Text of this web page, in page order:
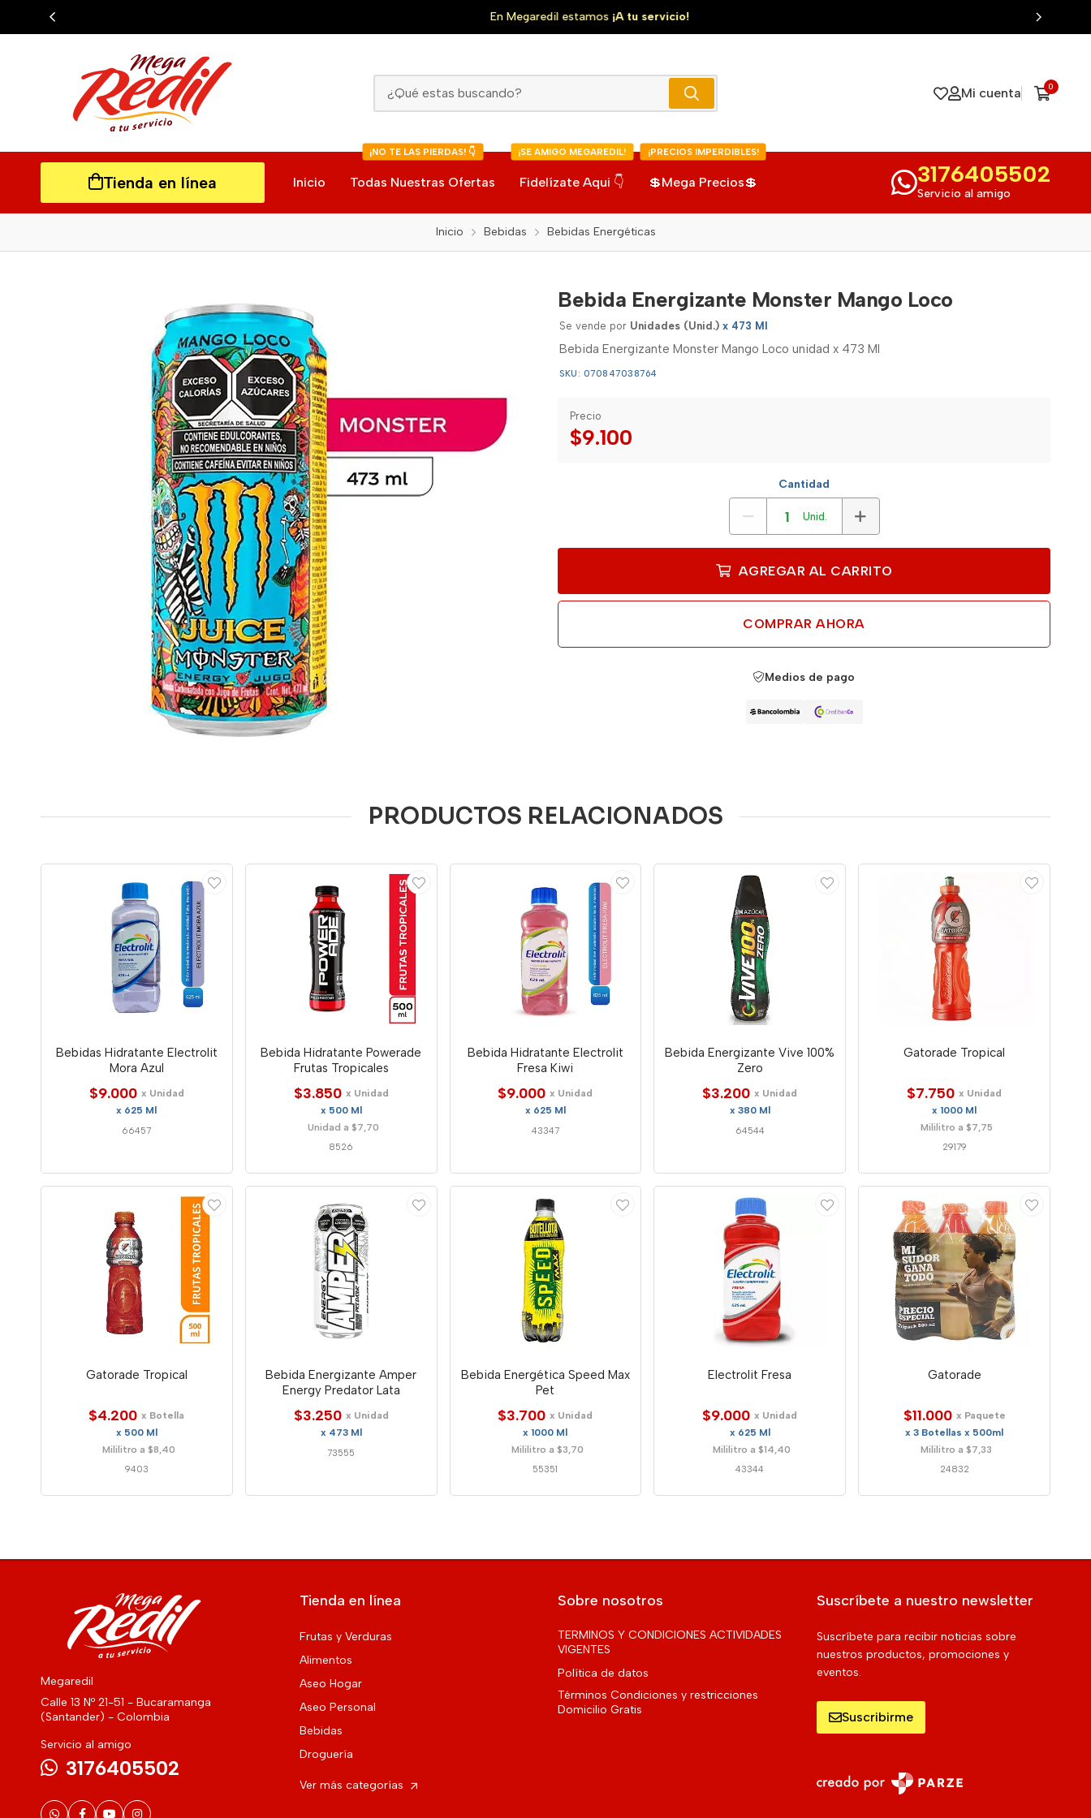
Bebida Energizante Monster Mango Loco
En Megaredil estamos¡A tu servicio!
Mi cuenta 0
Tienda en línea Inicio Todas Nuestras Ofertas
¡NO TE LAS PIERDAS! 👇
Fidelízate Aqui 👇
¡SE AMIGO MEGAREDIL!
💲Mega Precios💲
¡PRECIOS IMPERDIBLES!
3176405502
Servicio al amigo
Inicio Bebidas Bebidas Energéticas
Bebida Energizante Monster Mango Loco
Se vende por Unidades (Unid.) x 473 Ml
Bebida Energizante Monster Mango Loco unidad x 473 Ml
SKU: 070847038764
Precio
$9.100
Cantidad
Unid.
AGREGAR AL CARRITO
COMPRAR AHORA
Medios de pago
PRODUCTOS RELACIONADOS
Bebidas Hidratante Electrolit
Mora Azul
$9.000 x Unidad
x 625 Ml
66457
Bebida Hidratante Powerade
Frutas Tropicales
$3.850 x Unidad
x 500 Ml
Unidad a $7,70
8526
Bebida Hidratante Electrolit
Fresa Kiwi
$9.000 x Unidad
x 625 Ml
43347
Bebida Energizante Vive 100%
Zero
$3.200 x Unidad
x 380 Ml
64544
Gatorade Tropical
$7.750 x Unidad
x 1000 Ml
Mililitro a $7,75
29179
Gatorade Tropical
$4.200 x Botella
x 500 Ml
Mililitro a $8,40
9403
Bebida Energizante Amper
Energy Predator Lata
$3.250 x Unidad
x 473 Ml
73555
Bebida Energética Speed Max
Pet
$3.700 x Unidad
x 1000 Ml
Mililitro a $3,70
55351
Electrolit Fresa
$9.000 x Unidad
x 625 Ml
Mililitro a $14,40
43344
Gatorade
$11.000 x Paquete
x 3 Botellas x 500ml
Mililitro a $7,33
24832
Megaredil
Calle 13 Nº 21-51 - Bucaramanga
(Santander) - Colombia
Servicio al amigo
3176405502
Tienda en línea
Frutas y Verduras
Alimentos
Aseo Hogar
Aseo Personal
Bebidas
Droguería
Ver más categorías
Sobre nosotros
TERMINOS Y CONDICIONES ACTIVIDADES
VIGENTES
Política de datos
Términos Condiciones y restricciones
Domicilio Gratis
Suscríbete a nuestro newsletter
Suscríbete para recibir noticias sobre
nuestros productos, promociones y
eventos.
Suscribirme